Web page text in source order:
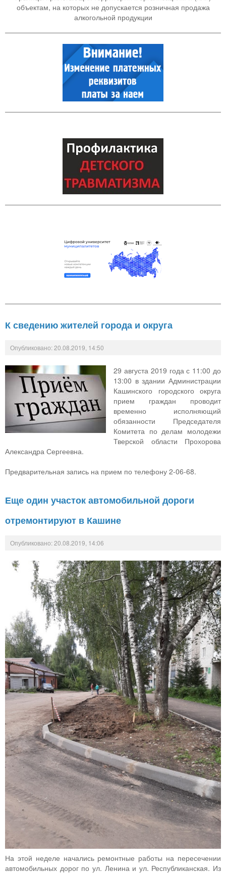
объектам, на которых не допускается розничная продажа
алкогольной продукции
К сведению жителей города и округа
Опубликовано: 20.08.2019, 14:50
29 августа 2019 года с 11:00 до
13:00 в здании Администрации
Кашинского городского округа
прием граждан проводит
временно исполняющий
обязанности Председателя
Комитета по делам молодежи
Тверской области Прохорова
Александра Сергеевна.
Предварительная запись на прием по телефону 2-06-68.
Еще один участок автомобильной дороги
отремонтируют в Кашине
Опубликовано: 20.08.2019, 14:06
На этой неделе начались ремонтные работы на пересечении
автомобильных дорог по ул. Ленина и ул. Республиканская. Из